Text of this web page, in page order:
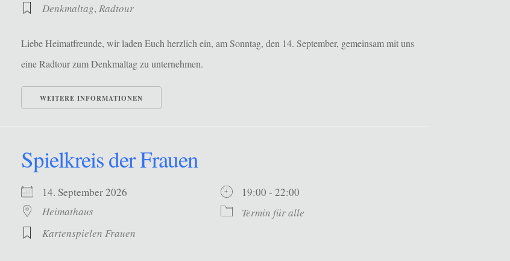
Denkmaltag,Radtour
Liebe Heimatfreunde, wir laden Euch herzlich ein, am Sonntag, den 14. September, gemeinsam mit uns
eine Radtour zum Denkmaltag zu unternehmen.
WEITERE INFORMATIONEN
Spielkreis der Frauen
14. September 2026
19:00 - 22:00
Heimathaus
Termin für alle
Kartenspielen Frauen